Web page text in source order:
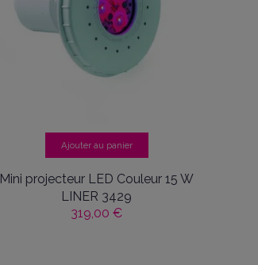
Ajouter au panier
Mini projecteur LED Couleur 15 W
LINER 3429
319,00 €